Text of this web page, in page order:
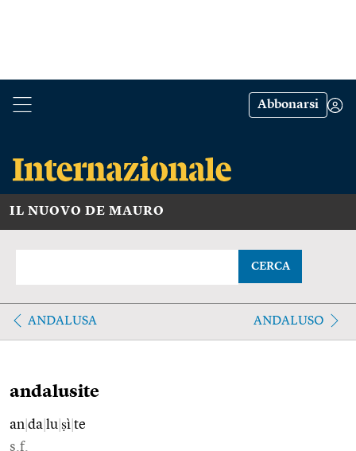
Abbonarsi
IL NUOVO DE MAURO
CERCA
ANDALUSA ANDALUSO
andalusite
an da lu ṣì te
s.f.